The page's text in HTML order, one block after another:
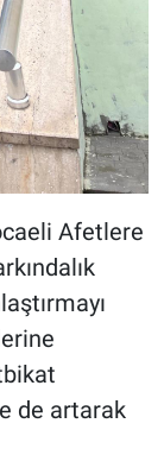
Afetlere
de artarak